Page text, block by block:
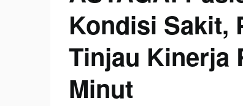
Kondisi Sakit,
Tinjau Kinerja
Minut